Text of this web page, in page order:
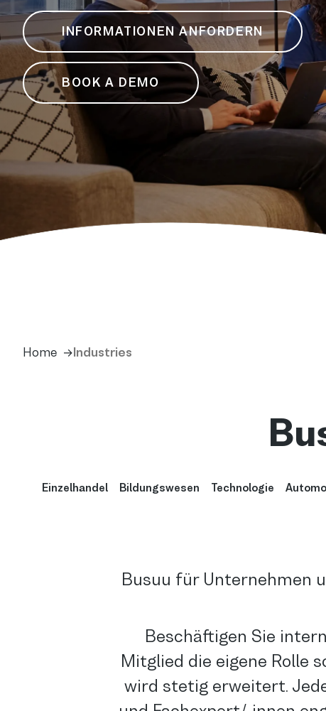
INFORMATIONEN ANFORDERN
BOOK A DEMO
Home Industries
Einzelhandel Bildungswesen Technologie
Busuu für Unternehmen
Beschäftigen Sie
Mitglied die eigene Rolle
wird stetig erweitert.